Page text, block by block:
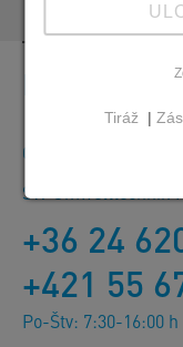
Objednávky, ponuky
SW Umwelttechnik
+36 24
+421 55
Po-Štv: 7:30-16:00
Tiráž |